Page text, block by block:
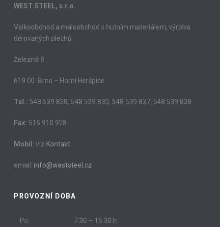
WEST STEEL, s.r.o.
Velkoobchod a maloobchod s hutním materiálem, výroba
děrovaných plechů.
Železná 8
619 00 Brno – Horní Heršpice
Tel.: 548 539 828, 548 539 830, 548 539 837, 548 539 838
Fax: 515 910 928
Mobil: viz Kontakt
email: info@weststeel.cz
PROVOZNÍ DOBA
Po: 7.30 – 15.30 h